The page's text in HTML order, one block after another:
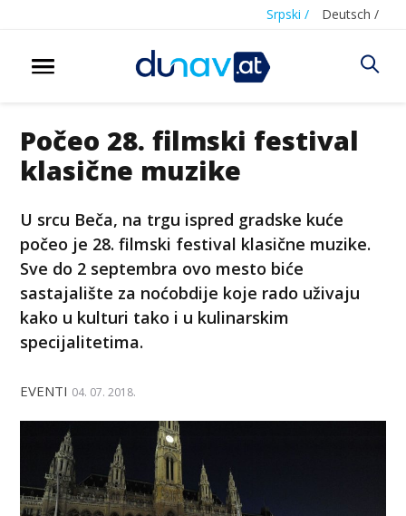
Srpski / Deutsch /
Počeo 28. filmski festival
klasične muzike
U srcu Beča, na trgu ispred gradske kuće
počeo je 28. filmski festival klasične muzike.
Sve do 2 septembra ovo mesto biće
sastajalište za noćobdije koje rado uživaju
kako u kulturi tako i u kulinarskim
specijalitetima.
EVENTI 04. 07. 2018.